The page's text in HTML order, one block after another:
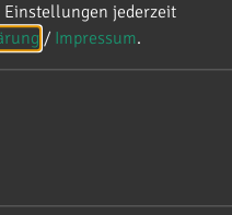
jederzeit
/ Impressum.